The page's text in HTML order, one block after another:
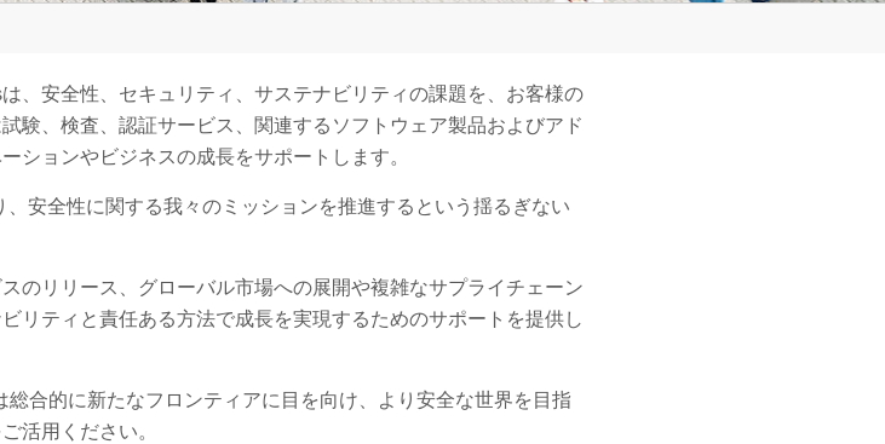
The William Henry Merrill Society
Global Impact Reports
、安全性、セキュリティ、サステナビリティの課題を、お客様の
験、検査、認証サービス、関連するソフトウェア製品およびアド
ションやビジネスの成長をサポートします。
安全性に関する我々のミッションを推進するという揺るぎない
のリリース、グローバル市場への展開や複雑なサプライチェーン
リティと責任ある方法で成長を実現するためのサポートを提供し
合的に新たなフロンティアに目を向け、より安全な世界を目指
活用ください。